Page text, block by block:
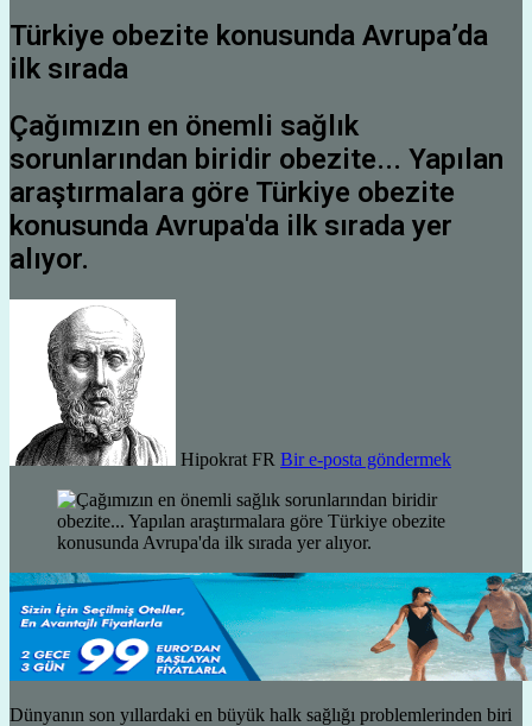
Türkiye obezite konusunda Avrupa’da
ilk sırada
Çağımızın en önemli sağlık
sorunlarından biridir obezite... Yapılan
araştırmalara göre Türkiye obezite
konusunda Avrupa'da ilk sırada yer
alıyor.
Hipokrat FR Bir e-posta göndermek
Dünyanın son yıllardaki en büyük halk sağlığı problemlerinden biri